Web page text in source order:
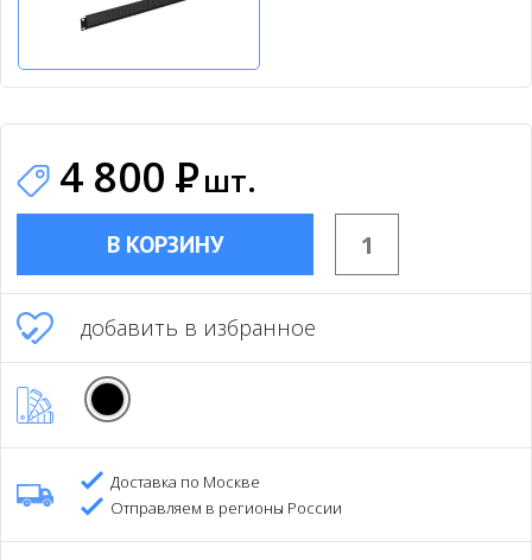
4 800 Ршт.
В КОРЗИНУ
добавить в избранное
Доставка по Москве
Отправляем в регионы России